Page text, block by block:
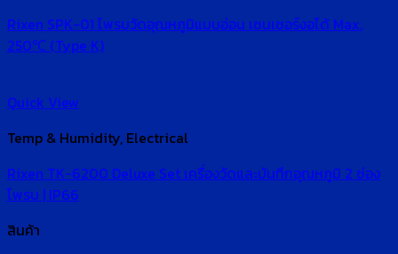
Rixen SPK-01 โพรบวัดอุณหภูมิแบบอ่อน เซนเซอร์งอได้ Max.
250℃ (Type K)
Quick View
Temp & Humidity, Electrical
Rixen TK-6200 Deluxe Set เครื่องวัดและบันทึกอุณหภูมิ 2 ช่อง
โพรบ | IP66
สินค้า